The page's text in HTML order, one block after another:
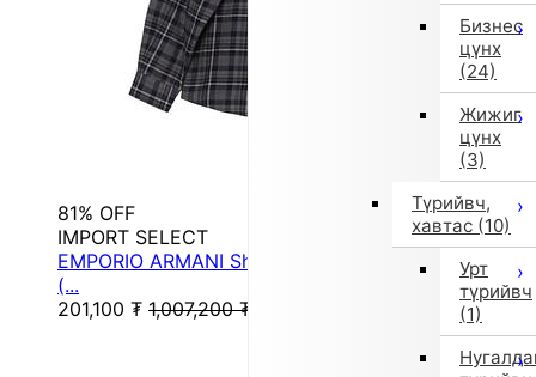
Бизнес
цүнх
(24)
Жижиг
цүнх
(3)
Түрийвч,
хавтас (10)
Урт
түрийвч
(1)
81% OFF
IMPORT SELECT
EMPORIO ARMANI Shirt/Blouse Long Sleeve Shirt
(...
201,100 ₮ 1,007,200 ₮